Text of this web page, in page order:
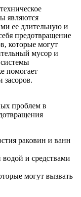
являются
ее длительную и
предотвращение
которые могут
мусор и
помогает
засоров.
проблем в
раковин и ванн
водой и средствами
могут вызвать